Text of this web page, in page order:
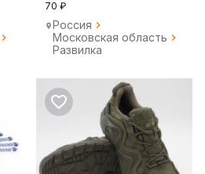
70 ₽
Россия
Московская область
Развилка